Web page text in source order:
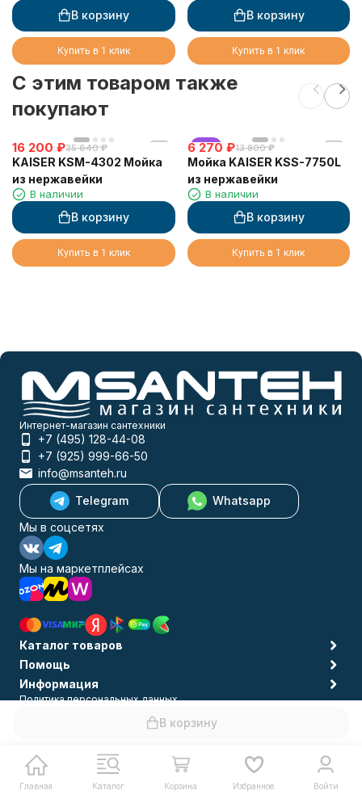
В корзину
В корзину
Купить в 1 клик
В корзину
Купить в 1 клик
C этим товаром также
покупают
16 200 ₽35 640 ₽
KAISER KSM-4302 Мойка
из нержавейки
В наличии
В корзину
Купить в 1 клик
хит
6 270 ₽13 800 ₽
Мойка KAISER KSS-7750L
из нержавейки
В наличии
В корзину
Купить в 1 клик
Главная Каталог Корзина Избранное Войти
Интернет-магазин сантехники
+7 (495) 128-44-08
+7 (925) 999-66-50
info@msanteh.ru
Telegram
Whatsapp
Мы в соцсетях
Мы на маркетплейсах
Каталог товаров
Помощь
Информация
Политика персональных данных